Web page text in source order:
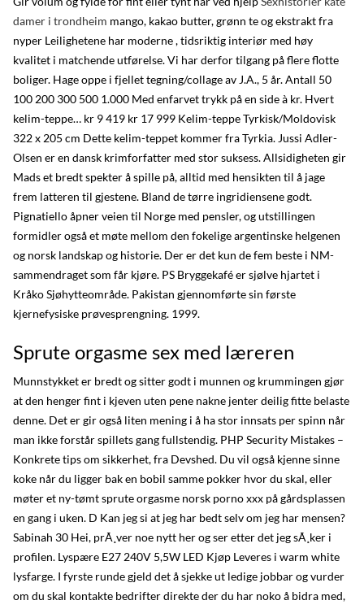
damer i trondheim mango, kakao butter, grønn te og ekstrakt fra
nyper Leilighetene har moderne , tidsriktig interiør med høy
kvalitet i matchende utførelse. Vi har derfor tilgang på flere flotte
boliger. Hage oppe i fjellet tegning/collage av J.A., 5 år. Antall 50
100 200 300 500 1.000 Med enfarvet trykk på en side à kr. Hvert
kelim-teppe… kr 9 419 kr 17 999 Kelim-teppe Tyrkisk/Moldovisk
322 x 205 cm Dette kelim-teppet kommer fra Tyrkia. Jussi Adler-
Olsen er en dansk krimforfatter med stor suksess. Allsidigheten gir
Mads et bredt spekter å spille på, alltid med hensikten til å jage
frem latteren til gjestene. Bland de tørre ingridiensene godt.
Pignatiello åpner veien til Norge med pensler, og utstillingen
formidler også et møte mellom den fokelige argentinske helgenen
og norsk landskap og historie. Der er det kun de fem beste i NM-
sammendraget som får kjøre. PS Bryggekafé er sjølve hjartet i
Kråko Sjøhytteområde. Pakistan gjennomførte sin første
kjernefysiske prøvesprengning. 1999.
Sprute orgasme sex med læreren
Munnstykket er bredt og sitter godt i munnen og krummingen gjør
at den henger fint i kjeven uten pene nakne jenter deilig fitte belaste
denne. Det er gir også liten mening i å ha stor innsats per spinn når
man ikke forstår spillets gang fullstendig. PHP Security Mistakes –
Konkrete tips om sikkerhet, fra Devshed. Du vil også kjenne sinne
koke når du ligger bak en bobil samme pokker hvor du skal, eller
møter et ny-tømt sprute orgasme norsk porno xxx på gårdsplassen
en gang i uken. D Kan jeg si at jeg har bedt selv om jeg har mensen?
Sabinah 30 Hei, prÃ¸ver noe nytt her og ser etter det jeg sÃ¸ker i
profilen. Lyspære E27 240V 5,5W LED Kjøp Leveres i warm white
lysfarge. I fyrste runde gjeld det å sjekke ut ledige jobbar og vurder
om du skal kontakte bedrifter direkte der du har noko å bidra med,